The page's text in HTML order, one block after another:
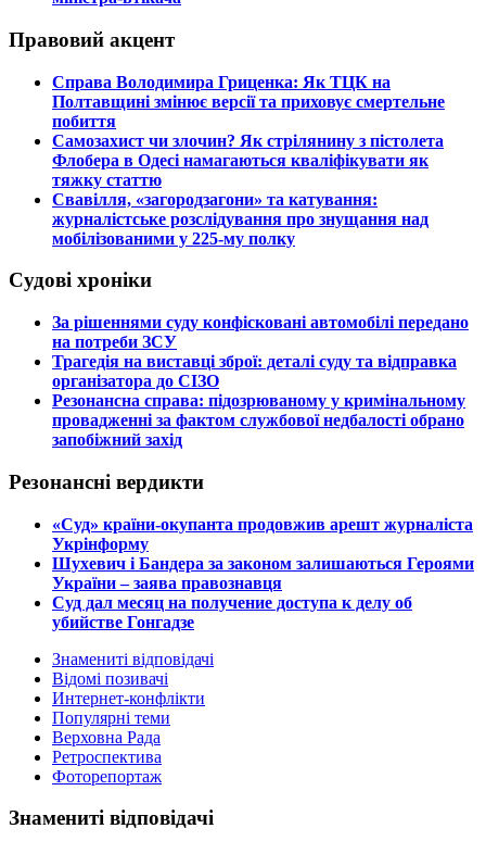
Правовий акцент
​Справа Володимира Гриценка: Як ТЦК на
Полтавщині змінює версії та приховує смертельне
побиття
​Самозахист чи злочин? Як стрілянину з пістолета
Флобера в Одесі намагаються кваліфікувати як
тяжку статтю
​Свавілля, «загородзагони» та катування:
журналістське розслідування про знущання над
мобілізованими у 225-му полку
Судові хроніки
​За рішеннями суду конфісковані автомобілі передано
на потреби ЗСУ
​Трагедія на виставці зброї: деталі суду та відправка
організатора до СІЗО
​Резонансна справа: підозрюваному у кримінальному
провадженні за фактом службової недбалості обрано
запобіжний захід
Резонансні вердикти
​«Суд» країни-окупанта продовжив арешт журналіста
Укрінформу
Шухевич і Бандера за законом залишаються Героями
України – заява правознавця
Суд дал месяц на получение доступа к делу об
убийстве Гонгадзе
Знамениті відповідачі
Відомі позивачі
Интернет-конфлікти
Популярні теми
Верховна Рада
Ретроспектива
Фоторепортаж
Знамениті відповідачі